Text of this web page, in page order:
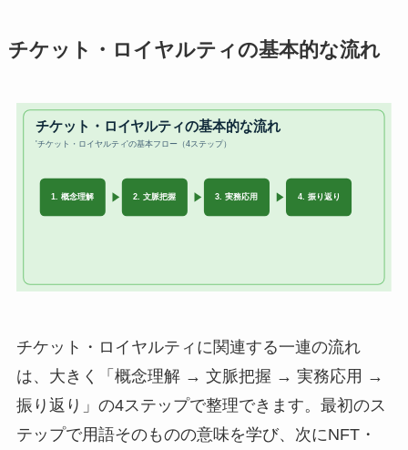
チケット・ロイヤルティの基本的な流れ
チケット・ロイヤルティに関連する一連の流れ
は、大きく「概念理解 → 文脈把握 → 実務応用 →
振り返り」の4ステップで整理できます。最初のス
テップで用語そのものの意味を学び、次にNFT・